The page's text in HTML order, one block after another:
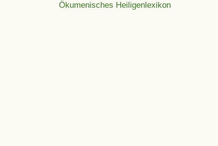
Ökumenisches Heiligenlexikon